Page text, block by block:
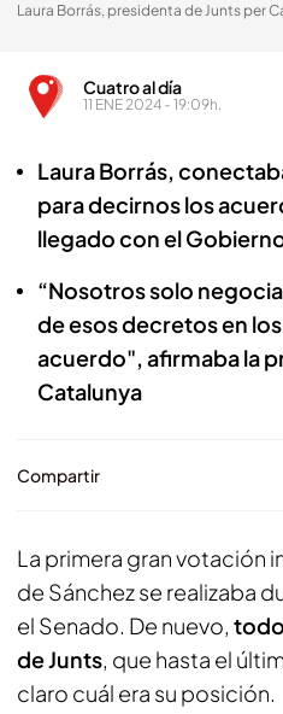
Laura Borrás, presidenta de Junts per
Cuatro al día
11 ENE 2024 - 19:09h.
Laura Borrás,
para decirnos los
llegado con el
“Nosotros solo
de esos decretos en
acuerdo", afirmaba la
Catalunya
Compartir
La primera gran votación
de Sánchez se realizaba
el Senado. De nuevo,
de Junts, que hasta el
claro cuál era su posición.